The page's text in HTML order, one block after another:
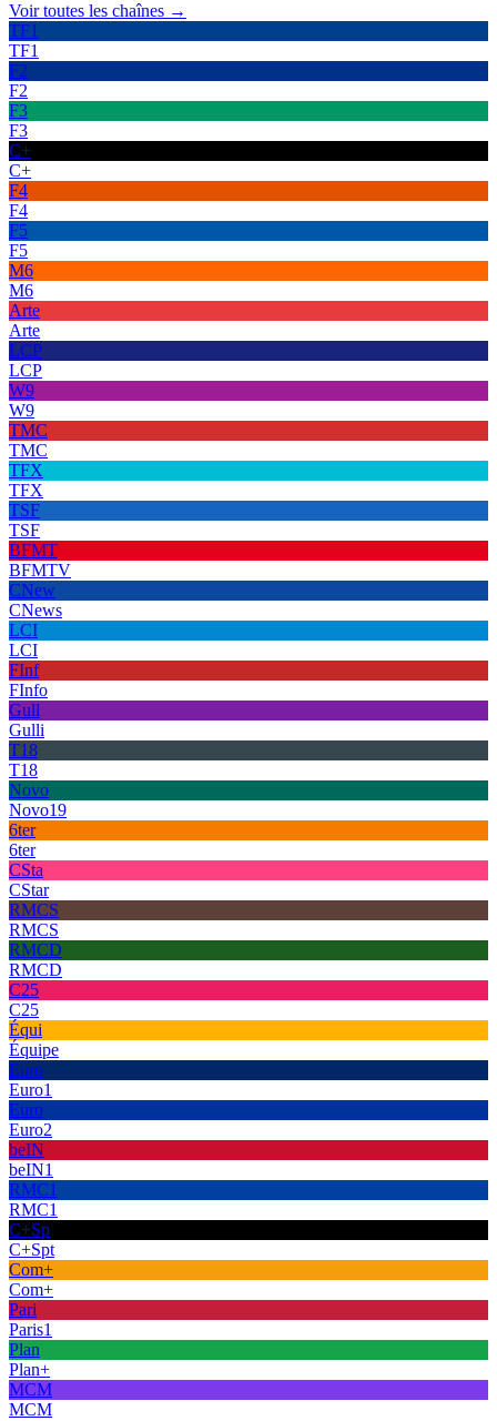
Voir toutes les chaînes →
TF1
TF1
F2
F2
F3
F3
C+
C+
F4
F4
F5
F5
M6
M6
Arte
Arte
LCP
LCP
W9
W9
TMC
TMC
TFX
TFX
TSF
TSF
BFMT
BFMTV
CNew
CNews
LCI
LCI
FInf
FInfo
Gull
Gulli
T18
T18
Novo
Novo19
6ter
6ter
CSta
CStar
RMCS
RMCS
RMCD
RMCD
C25
C25
Équi
Équipe
Euro
Euro1
Euro
Euro2
beIN
beIN1
RMC1
RMC1
C+Sp
C+Spt
Com+
Com+
Pari
Paris1
Plan
Plan+
MCM
MCM